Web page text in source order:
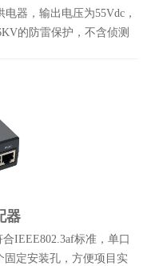
器，输出电压为55Vdc，
的防雷保护，不含侦测
器
IEEE802.3af标准，单口
固定安装孔，方便项目实